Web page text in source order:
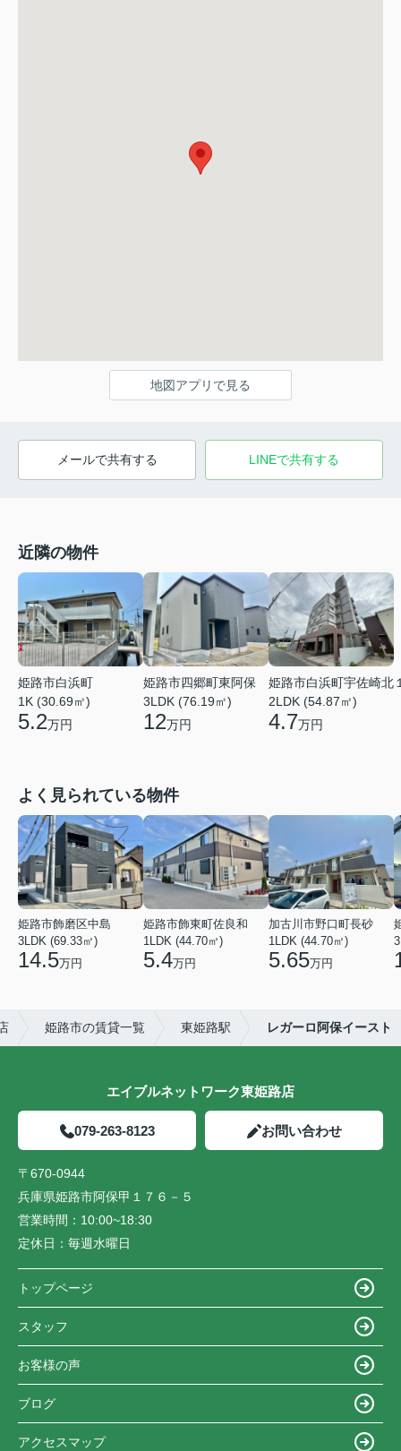
地図アプリで見る
メールで共有する LINEで共有する
近隣の物件
姫路市白浜町
1K (30.69㎡)
5.2万円
姫路市四郷町東阿保
3LDK (76.19㎡)
12万円
姫路市白浜町宇佐崎北
2LDK (54.87㎡)
4.7万円
よく見られている物件
姫路市飾磨区中島
3LDK (69.33㎡)
14.5万円
姫路市飾東町佐良和
1LDK (44.70㎡)
5.4万円
加古川市野口町長砂
1LDK (44.70㎡)
5.65万円
姫路市の賃貸一覧 東姫路駅 レガーロ阿保イースト
エイブルネットワーク東姫路店
079-263-8123 お問い合わせ
〒670-0944
兵庫県姫路市阿保甲１７６－５
営業時間： 10:00~18:30
定休日： 毎週水曜日
トップページ
スタッフ
お客様の声
ブログ
アクセスマップ